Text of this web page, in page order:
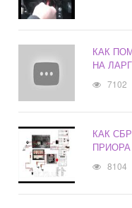
КАК
НА
7102
КАК
ПРИОРА
8104